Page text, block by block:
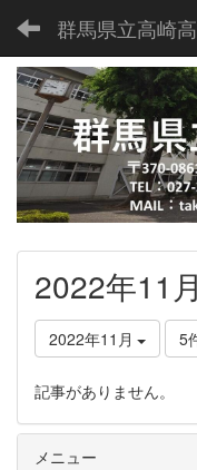
群馬県立高崎
2022年11
2022年11月 5
記事がありません。
メニュー